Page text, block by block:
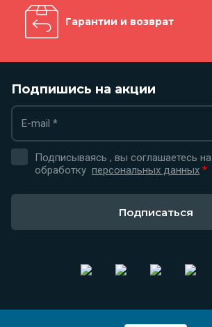
Гарантии и возврат
Подпишись на акции
Подписываясь , вы соглашаетесь на
обработку персональных данных *
Подписаться